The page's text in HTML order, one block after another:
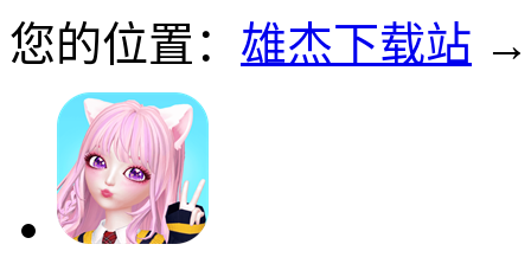
您的位置： 雄杰下载站